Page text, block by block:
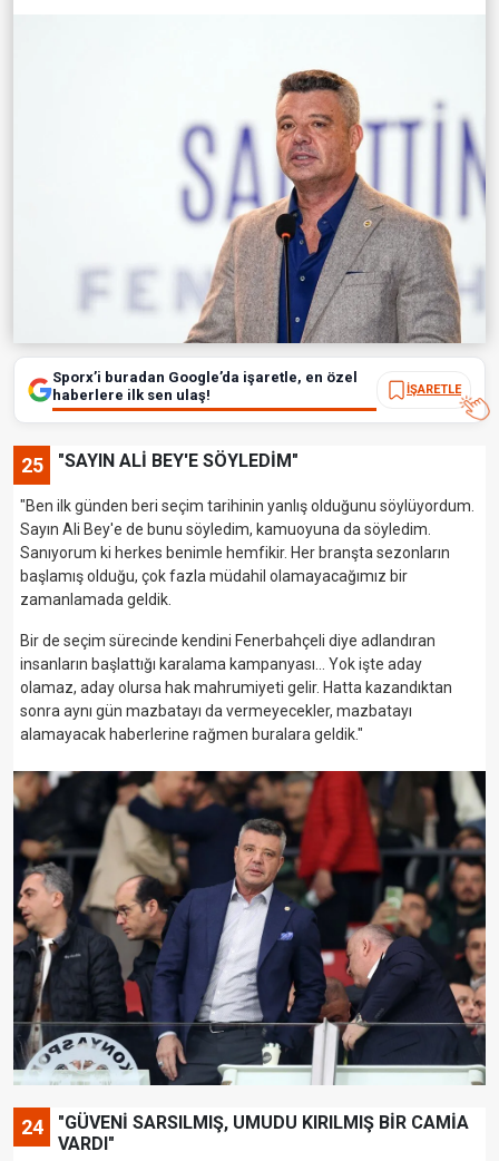
Sporx’i buradan Google’da işaretle, en özel
haberlere ilk sen ulaş!
İŞARETLE
25 "SAYIN ALİ BEY'E SÖYLEDİM"
"Ben ilk günden beri seçim tarihinin yanlış olduğunu söylüyordum.
Sayın Ali Bey'e de bunu söyledim, kamuoyuna da söyledim.
Sanıyorum ki herkes benimle hemfikir. Her branşta sezonların
başlamış olduğu, çok fazla müdahil olamayacağımız bir
zamanlamada geldik.
Bir de seçim sürecinde kendini Fenerbahçeli diye adlandıran
insanların başlattığı karalama kampanyası... Yok işte aday
olamaz, aday olursa hak mahrumiyeti gelir. Hatta kazandıktan
sonra aynı gün mazbatayı da vermeyecekler, mazbatayı
alamayacak haberlerine rağmen buralara geldik."
24
"GÜVENİ SARSILMIŞ, UMUDU KIRILMIŞ BİR CAMİA
VARDI"